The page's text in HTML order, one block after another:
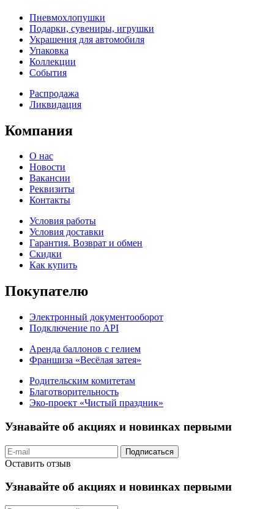
Пневмохлопушки
Подарки, сувениры, игрушки
Украшения для автомобиля
Упаковка
Коллекции
События
Распродажа
Ликвидация
Компания
О нас
Новости
Вакансии
Реквизиты
Контакты
Условия работы
Условия доставки
Гарантия. Возврат и обмен
Скидки
Как купить
Покупателю
Электронный документооборот
Подключение по API
Аренда баллонов с гелием
Франшиза «Весёлая затея»
Родительским комитетам
Благотворительность
Эко-проект «Чистый праздник»
Узнавайте об акциях и новинках первыми
Подписаться
Оставить отзыв
Узнавайте об акциях и новинках первыми